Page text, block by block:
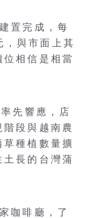
置完成，每
與市面上其
相信是相當
先響應，店
段與越南農
草種植數量擴
長的台灣蒲
咖啡廳，了